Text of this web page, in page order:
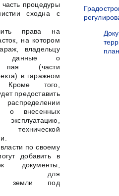
процедуры
сходна с
права на
на котором
владельцу
данные о
пая (части
в гаражном
Кроме того,
предоставить
о внесенных
по своему
добавить в
документы,
для
земли под